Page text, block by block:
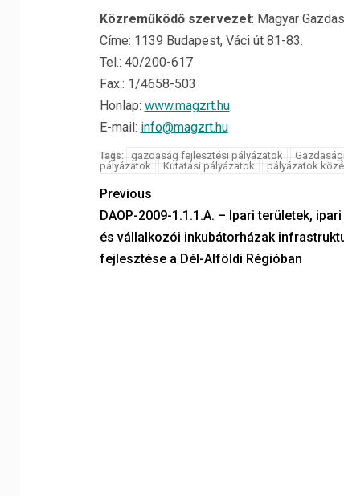
Közreműködő szervezet: Magyar
Címe: 1139 Budapest, Váci út 81-83.
Tel.: 40/200-617
Fax.: 1/4658-503
Honlap: www.magzrt.hu
E-mail: info@magzrt.hu
Tags: gazdaság fejlesztési pályázatok
pályázatok
Kutatási pályázatok pályázatok
Previous
DAOP-2009-1.1.1.A. – Ipari területek,
és vállalkozói inkubátorházak
fejlesztése a Dél-Alföldi Régióban